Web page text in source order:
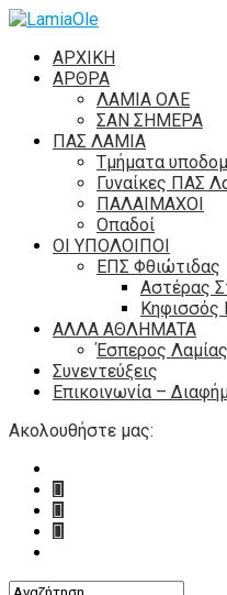
ΑΡΧΙΚΗ
ΑΡΘΡΑ
ΛΑΜΙΑ ΟΛΕ
ΣΑΝ ΣΗΜΕΡΑ
ΠΑΣ ΛΑΜΙΑ
Τμήματα
Γυναίκες ΠΑΣ
ΠΑΛΑΙΜΑΧΟΙ
Οπαδοί
ΟΙ ΥΠΟΛΟΙΠΟΙ
ΕΠΣ Φθιώτιδας
Αστέρας
Κηφισσός
ΑΛΛΑ ΑΘΛΗΜΑΤΑ
Έσπερος Λαμίας
Συνεντεύξεις
Επικοινωνία –
Ακολουθήστε μας: